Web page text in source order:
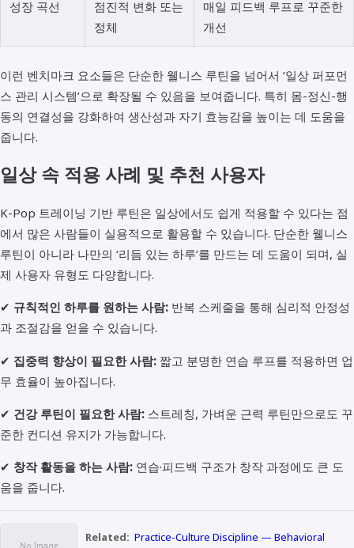
성장 곡선
점진적 변화 또는
정체
매일 피드백 루프로 꾸준한
개선
이런 벤치마크 요소들은 단순한 웰니스 루틴을 넘어서 ‘일상 퍼포먼
스 관리 시스템’으로 확장될 수 있음을 보여줍니다. 특히 몸-정신-행
동의 연결성을 강화하여 생산성과 자기 효능감을 높이는 데 도움을
줍니다.
일상 속 적용 사례 및 추천 사용자
K-Pop 트레이닝 기반 루틴은 일상에서도 쉽게 적용할 수 있다는 점
에서 많은 사람들이 실용적으로 활용할 수 있습니다. 단순한 웰니스
루틴이 아니라 나만의 ‘리듬 있는 하루’를 만드는 데 도움이 되며, 실
제 사용자 유형도 다양합니다.
✔ 규칙적인 하루를 원하는 사람: 반복 스케줄을 통해 심리적 안정성
과 조절감을 얻을 수 있습니다.
✔ 집중력 향상이 필요한 사람: 짧고 분명한 연습 루프를 적용하면 업
무 효율이 높아집니다.
✔ 건강 루틴이 필요한 사람: 스트레칭, 가벼운 근력 루틴만으로도 꾸
준한 컨디션 유지가 가능합니다.
✔ 창작 활동을 하는 사람: 연습·피드백 구조가 창작 과정에도 큰 도
움을 줍니다.
Related: Practice-Culture Discipline — Behavioral